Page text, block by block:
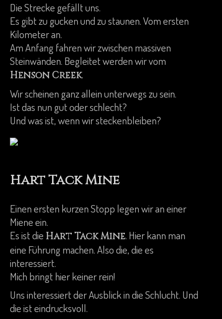
Die Strecke gefällt uns.
Es gibt zu gucken und zu staunen. Vom ersten
Kilometer an.
Am Anfang fahren wir zwischen massiven
Steinwänden. Begleitet werden wir vom
Henson Creek.
Wir scheinen ganz allein unterwegs zu sein.
Ist das nun gut oder schlecht?
Und was ist, wenn wir steckenbleiben?
Hart Tack Mine
Einen ersten kurzen Stopp legen wir an einer
Miene ein.
Es ist die Hart Tack Mine. Hier kann man
eine Führung machen. Also die, die es
interessiert.
Mich bringt hier keiner rein!
Uns interessiert der Ausblick in die Schlucht. Und
die ist eindrucksvoll.